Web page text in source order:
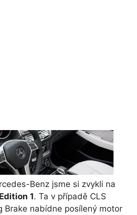
Benz jsme si zvykli na
Edition 1. Ta v případě CLS
Brake nabídne posílený motor